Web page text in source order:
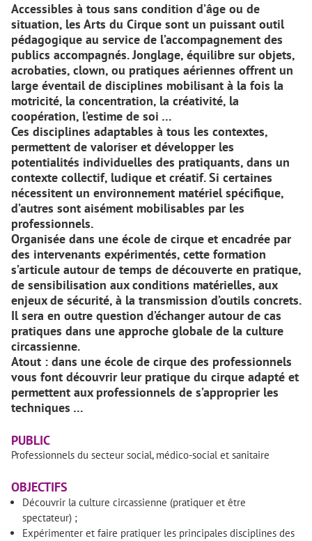
Accessibles à tous sans condition d’âge ou de
situation, les Arts du Cirque sont un puissant outil
pédagogique au service de l’accompagnement des
publics accompagnés. Jonglage, équilibre sur objets,
acrobaties, clown, ou pratiques aériennes offrent un
large éventail de disciplines mobilisant à la fois la
motricité, la concentration, la créativité, la
coopération, l’estime de soi …
Ces disciplines adaptables à tous les contextes,
permettent de valoriser et développer les
potentialités individuelles des pratiquants, dans un
contexte collectif, ludique et créatif. Si certaines
nécessitent un environnement matériel spécifique,
d’autres sont aisément mobilisables par les
professionnels.
Organisée dans une école de cirque et encadrée par
des intervenants expérimentés, cette formation
s’articule autour de temps de découverte en pratique,
de sensibilisation aux conditions matérielles, aux
enjeux de sécurité, à la transmission d’outils concrets.
Il sera en outre question d’échanger autour de cas
pratiques dans une approche globale de la culture
circassienne.
Atout : dans une école de cirque des professionnels
vous font découvrir leur pratique du cirque adapté et
permettent aux professionnels de s’approprier les
techniques …
PUBLIC
Professionnels du secteur social, médico-social et sanitaire
OBJECTIFS
Découvrir la culture circassienne (pratiquer et être
spectateur) ;
Expérimenter et faire pratiquer les principales disciplines des